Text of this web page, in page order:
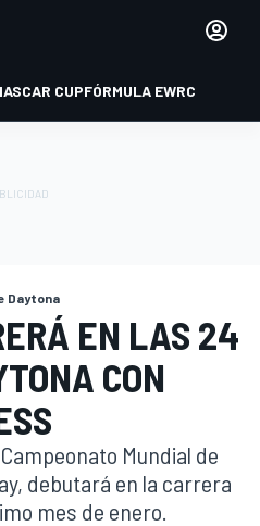
CUPFÓRMULA EWRC
Daytona
EN LAS 24
CON
Mundial de
debutará en la carrera
mes de enero.